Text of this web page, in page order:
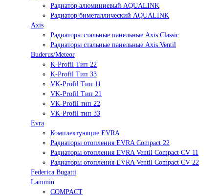
Радиатор алюминиевый AQUALINK
Радиатор биметаллический AQUALINK
Axis
Радиаторы стальные панельные Axis Classic
Радиаторы стальные панельные Axis Ventil
Buderus/Meteor
K-Profil Тип 22
K-Profil Тип 33
VK-Profil Тип 11
VK-Profil Тип 21
VK-Profil тип 22
VK-Profil тип 33
Evra
Комплектующие EVRA
Радиаторы отопления EVRA Compact 22
Радиаторы отопления EVRA Ventil Compact CV 11
Радиаторы отопления EVRA Ventil Compact CV 22
Federica Bugatti
Lammin
COMPACT